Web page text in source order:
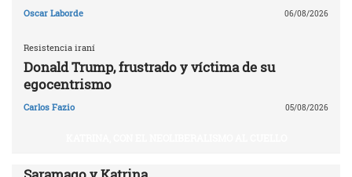
Oscar Laborde 06/08/2026
Resistencia iraní
Donald Trump, frustrado y víctima de su
egocentrismo
Carlos Fazio 05/08/2026